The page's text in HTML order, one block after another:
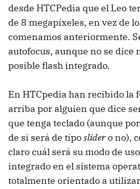
desde HTCPedia que el Leo
de 8 megapíxeles, en vez de
comenamos anteriormente.
autofocus, aunque no se dice
posible flash integrado.
En HTCpedia han recibido la
arriba por alguien que dice
que tenga teclado (aunque
de si será de tiposlidero no),
claro cuál será su modo de
integrado en el sistema
totalmente orientado a